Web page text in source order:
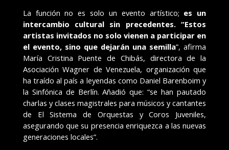
La función no es solo un evento artístico; es un
intercambio cultural sin precedentes. “Estos
artistas invitados no solo vienen a participar en
el evento, sino que dejarán una semilla”, afirma
María Cristina Puente de Chibás, directora de la
Asociación Wagner de Venezuela, organización que
ha traído al país a leyendas como Daniel Barenboim y
la Sinfónica de Berlín. Añadió que: “se han pautado
charlas y clases magistrales para músicos y cantantes
de El Sistema de Orquestas y Coros Juveniles,
asegurando que su presencia enriquezca a las nuevas
generaciones locales”.